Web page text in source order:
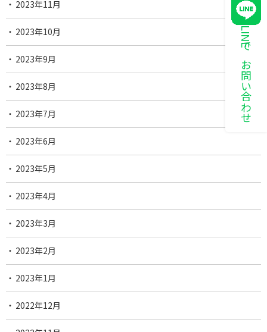
LINEでお問い合わせ
2023年11月
2023年10月
2023年9月
2023年8月
2023年7月
2023年6月
2023年5月
2023年4月
2023年3月
2023年2月
2023年1月
2022年12月